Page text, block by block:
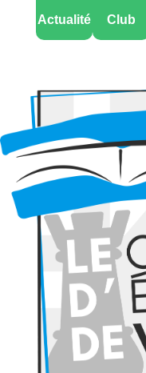
Actualité Club